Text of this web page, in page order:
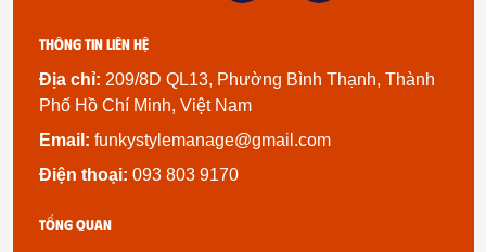
Thông tin liên hệ
Địa chỉ: 209/8D QL13, Phường Bình Thạnh, Thành
Phố Hồ Chí Minh, Việt Nam
Email: funkystylemanage@gmail.com
Điện thoại: 093 803 9170
Tổng quan